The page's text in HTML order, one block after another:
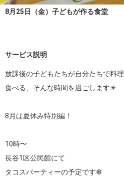
8月25日（金）子どもが作る食堂
サービス説明
放課後の子どもたちが自分たちで料
食べる、そんな時間を過ごします☀︎
8月は夏休み特別編！
10時〜
長谷1区公民館にて
タコスパーティーの予定です❇︎